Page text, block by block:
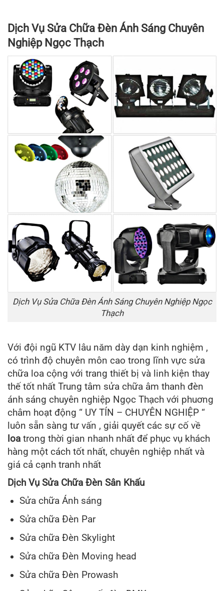
Dịch Vụ Sửa Chữa Đèn Ánh Sáng Chuyên
Nghiệp Ngọc Thạch
Dịch Vụ Sửa Chữa Đèn Ánh Sáng Chuyên Nghiệp Ngọc
Thạch
Với đội ngũ KTV lâu năm dày dạn kinh nghiệm ,
có trình độ chuyên môn cao trong lĩnh vực sửa
chữa loa cộng với trang thiết bị và linh kiện thay
thế tốt nhất Trung tâm sửa chữa âm thanh đèn
ánh sáng chuyên nghiệp Ngọc Thạch với phuơng
châm hoạt động “ UY TÍN – CHUYÊN NGHIỆP “
luôn sẵn sàng tư vấn , giải quyết các sự cố về
loa trong thời gian nhanh nhất để phục vụ khách
hàng một cách tốt nhất, chuyên nghiệp nhất và
giá cả cạnh tranh nhất
Dịch Vụ Sửa Chữa Đèn Sân Khấu
Sửa chữa Ánh sáng
Sửa chữa Đèn Par
Sửa chữa Đèn Skylight
Sửa chữa Đèn Moving head
Sửa chữa Đèn Prowash